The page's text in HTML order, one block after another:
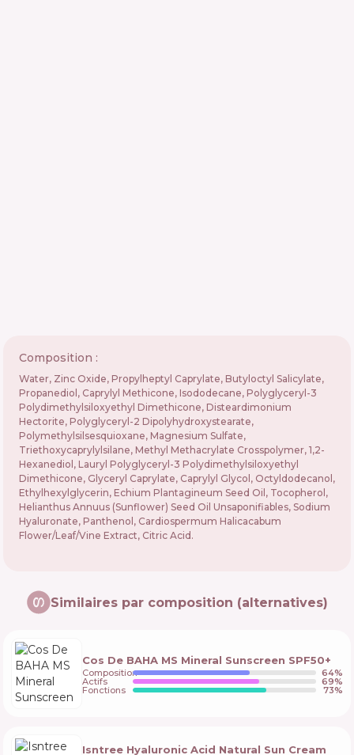
Composition :
Water, Zinc Oxide, Propylheptyl Caprylate, Butyloctyl Salicylate,
Propanediol, Caprylyl Methicone, Isododecane, Polyglyceryl-3
Polydimethylsiloxyethyl Dimethicone, Disteardimonium
Hectorite, Polyglyceryl-2 Dipolyhydroxystearate,
Polymethylsilsesquioxane, Magnesium Sulfate,
Triethoxycaprylylsilane, Methyl Methacrylate Crosspolymer, 1,2-
Hexanediol, Lauryl Polyglyceryl-3 Polydimethylsiloxyethyl
Dimethicone, Glyceryl Caprylate, Caprylyl Glycol, Octyldodecanol,
Ethylhexylglycerin, Echium Plantagineum Seed Oil, Tocopherol,
Helianthus Annuus (Sunflower) Seed Oil Unsaponifiables, Sodium
Hyaluronate, Panthenol, Cardiospermum Halicacabum
Flower/Leaf/Vine Extract, Citric Acid.
Similaires par composition (alternatives)
Cos De BAHA MS Mineral Sunscreen SPF50+
Composition 64%
Actifs 69%
Fonctions 73%
Isntree Hyaluronic Acid Natural Sun Cream